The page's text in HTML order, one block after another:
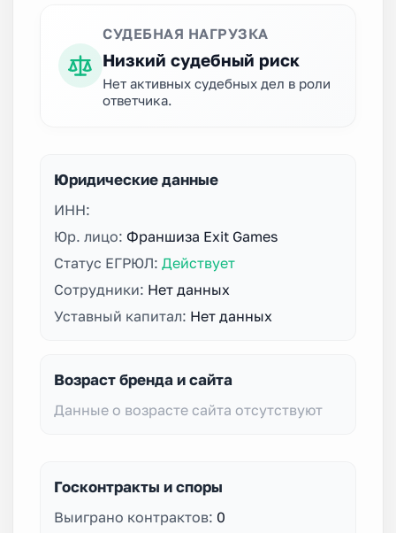
СУДЕБНАЯ НАГРУЗКА
Низкий судебный риск
Нет активных судебных дел в роли
ответчика.
Юридические данные
ИНН:
Юр. лицо: Франшиза Exit Games
Статус ЕГРЮЛ: Действует
Сотрудники: Нет данных
Уставный капитал: Нет данных
Возраст бренда и сайта
Данные о возрасте сайта отсутствуют
Госконтракты и споры
Выиграно контрактов: 0